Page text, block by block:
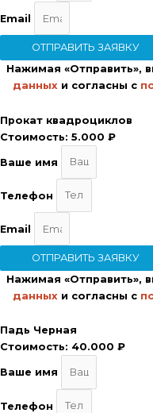
Email
ОТПРАВИТЬ ЗАЯВКУ
Нажимая «Отправить»,
данных и согласны с
Прокат квадроциклов
Стоимость: 5.000 ₽
Ваше имя
Телефон
Email
ОТПРАВИТЬ ЗАЯВКУ
Нажимая «Отправить»,
данных и согласны с
Падь Черная
Стоимость: 40.000 ₽
Ваше имя
Телефон